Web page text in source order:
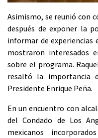
Asimismo, se reunió con
después de exponer la
informar de experiencias
mostraron interesados
sobre el programa.
resaltó la importancia
Presidente Enrique Peña.
En un encuentro con
del Condado de Los
mexicanos